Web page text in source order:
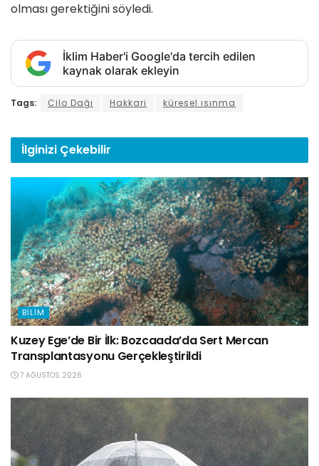
olması gerektiğini söyledi.
İklim Haber'i Google'da tercih edilen
kaynak olarak ekleyin
Tags: Cilo Dağı Hakkari küresel ısınma
İlginizi Çekebilir
BILIM
Kuzey Ege’de Bir İlk: Bozcaada’da Sert Mercan
Transplantasyonu Gerçekleştirildi
7 AĞUSTOS 2026